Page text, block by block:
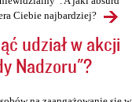
Ciebie najbardziej?
udział w akcji
Nadzoru"?